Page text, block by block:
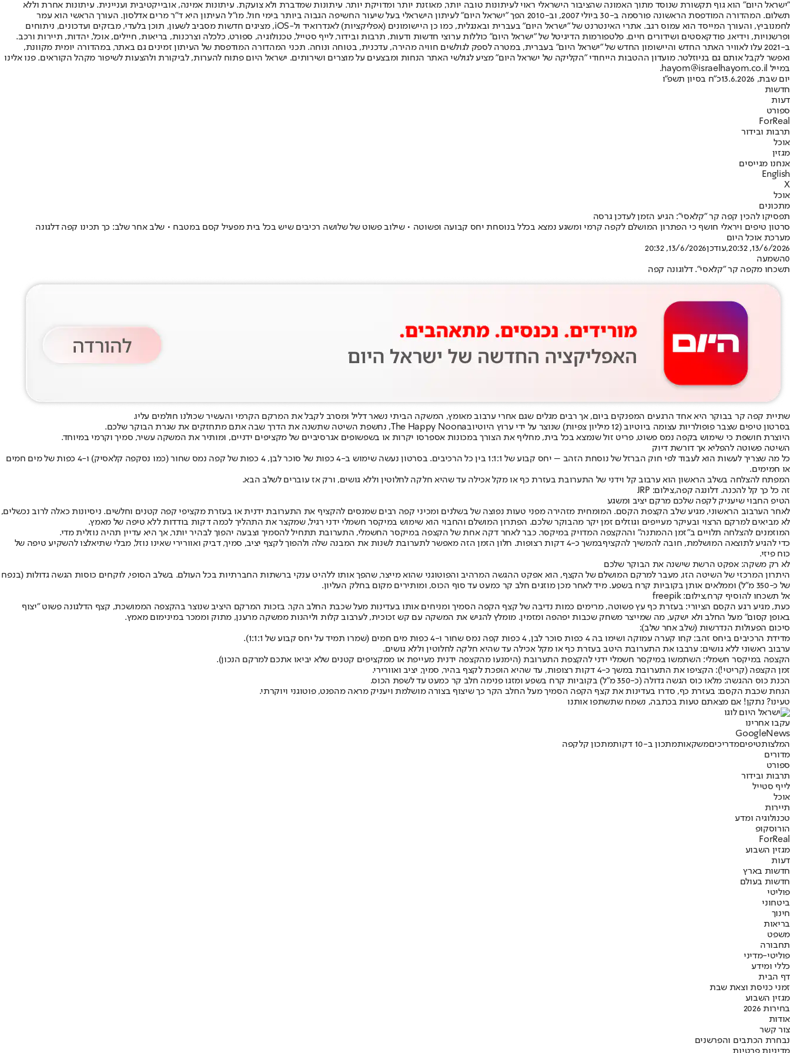
"ישראל היום" הוא גוף תקשורת שנוסד מתוך האמונה שהציבור הישראלי ראוי לעיתונות טובה יותר, מאוזנת יותר ומדויקת יותר. עיתונות שמדברת ולא צועקת. עיתונות אמינה, אובייקטיבית ועניינית. עיתונות אחרת וללא
תשלום. המהדורה המודפסת הראשונה פורסמה ב-30 ביולי 2007, וב-2010 הפך "ישראל היום" לעיתון הישראלי בעל שיעור החשיפה הגבוה ביותר בימי חול. מו"ל העיתון היא ד"ר מרים אדלסון. העורך הראשי הוא עמר
לחמנוביץ, והעורך המייסד הוא עמוס רגב. אתרי האינטרנט של "ישראל היום" בעברית ובאנגלית, כמו כן היישומונים (אפליקציות) לאנדרואיד ול-iOS, מציגים חדשות מסביב לשעון, תוכן בלעדי, מבזקים ועדכונים, ניתוחים
ופרשנויות, וידיאו, פודקאסטים ושידורים חיים. פלטפורמות הדיגיטל של "ישראל היום" כוללות ערוצי חדשות ודעות, תרבות ובידור, לייף סטייל, טכנולוגיה, ספורט, כלכלה וצרכנות, בריאות, חיילים, אוכל, יהדות, תיירות ורכב.
ב-2021 עלו לאוויר האתר החדש והיישומון החדש של "ישראל היום" בעברית, במטרה לספק לגולשים חוויה מהירה, עדכנית, בטוחה ונוחה. תכני המהדורה המודפסת של העיתון זמינים גם באתר, במהדורה יומית מקוונת,
ואפשר לקבל אותם גם בניוזלטר. מועדון ההטבות הייחודי "הקליקה של ישראל היום" מציע לגולשי האתר הנחות ומבצעים על מוצרים ושירותים. ישראל היום פתוח להערות, לביקורת ולהצעות לשיפור מקהל הקוראים. פנו אלינו
במייל hayom@israelhayom.co.il.
יום שבת, 13.6.2026
כ"ח בסיון תשפ"ו
חדשות
דעות
ספורט
ForReal
תרבות ובידור
אוכל
מגזין
אנחנו מגייסים
English
X
אוכל
מתכונים
תפסיקו להכין קפה קר "קלאסי": הגיע הזמן לעדכן גרסה
סרטון טיפים ויראלי חושף כי הפתרון המושלם לקפה קרמי ומשגע נמצא בכלל בנוסחת יחס קבועה ופשוטה • שילוב פשוט של שלושה רכיבים שיש בכל בית מפעיל קסם במטבח • שלב אחר שלב: כך תכינו קפה דלגונה
מערכת אוכל היום
13/6/2026, 20:32
,עודכן13/6/2026, 20:32
0השמעה
תשכחו מקפה קר "קלאסי". דלוגונה קפה
שתיית קפה קר בבוקר היא אחד הרגעים המפנקים ביום, אך רבים מגלים שגם אחרי ערבוב מאומץ, המשקה הביתי נשאר דליל ומסרב לקבל את המרקם הקרמי והעשיר שכולנו חולמים עליו.
בסרטון טיפים שצבר פופולריות עצומה ביוטיוב (12 מיליון צפיות) שנוצר על ידי ערוץ היוטיוב
The Happy Noona, נחשפת השיטה שתשנה את הדרך שבה אתם מתחזקים את שגרת הבוקר שלכם.
היוצרת חושפת כי שימוש בקפה נמס פשוט, פריט זול שנמצא בכל בית, מחליף את הצורך במכונות אספרסו יקרות או בשפשופים אגרסיביים של מקציפים ידניים, ומותיר את המשקה עשיר, סמיך וקרמי במיוחד.
השיטה פשוטה להפליא אך דורשת דיוק
כל מה שצריך לעשות הוא לעבוד לפי חוק הברזל של נוסחת הזהב – יחס קבוע של 1:1:1 בין כל הרכיבים. בסרטון נעשה שימוש ב-4 כפות של סוכר לבן, 4 כפות של קפה נמס שחור (כמו נסקפה קלאסיק) ו-4 כפות של מים חמים
או חמימים.
המפתח להצלחה בשלב הראשון הוא ערבוב קל וידני של התערובת בעזרת כף או מקל אכילה עד שהיא חלקה לחלוטין וללא גושים, ורק אז עוברים לשלב הבא.
זה כל כך קל להכנה. דלונגה קפה,צילום: JRP
הטיפ החבוי שיעניק לקפה שלכם מרקם יציב ומשגע
לאחר הערבוב הראשוני, מגיע שלב הקצפת הקסם. המומחית מזהירה מפני טעות נפוצה של בשלנים ומכיני קפה רבים שמנסים להקציף את התערובת ידנית או בעזרת מקציפי קפה קטנים וחלשים. ניסיונות כאלה לרוב נכשלים,
לא מביאים למרקם הרצוי ובעיקר מעייפים וגוזלים זמן יקר מהבוקר שלכם. הפתרון המושלם והחבוי הוא שימוש במיקסר חשמלי ידני רגיל, שמקצר את התהליך לכמה דקות בודדות ללא טיפה של מאמץ.
המוזמנים להצלחה תלויים ב"זמן ההמתנה" וההקצפה המדויק במיקסר. כבר לאחר דקה אחת של הקצפה במיקסר החשמלי, התערובת תתחיל להסמיך וצבעה יהפוך לבהיר יותר, אך היא עדיין תהיה נוזלית מדי.
כדי להגיע לתוצאה המושלמת, חובה להמשיך להקציףבמשך כ-4 דקות רצופות
. חלון הזמן הזה מאפשר לתערובת לשנות את המבנה שלה ולהפוך לקצף יציב, סמיך, דביק ואוורירי שאינו נוזל, מבלי שתיאלצו להשקיע טיפה של
כוח פיזי.
לא רק משקה: אפקט הרשת שישנה את הבוקר שלכם
היתרון המרכזי של השיטה הזו, מעבר למרקם המושלם של הקצף, הוא אפקט ההגשה המרהיב והפוטוגני שהוא מייצר, שהפך אותו ללהיט ענקי ברשתות החברתיות בכל העולם. בשלב הסופי, לוקחים כוסות הגשה גדולות (בנפח
של כ-350 מ"ל) וממלאים אותן בקוביות קרח בשפע. מיד לאחר מכן מוזגים חלב קר כמעט עד סוף הכוס, ומותירים מקום בחלק העליון.
אל תשכחו להוסיף קרח,צילום: freepik
כעת, מגיע רגע הקסם הציורי: בעזרת כף עץ פשוטה, מרימים כמות נדיבה של קצף הקפה הסמיך ומניחים אותו בעדינות מעל שכבת החלב הקר. בזכות המרקם היציב שנוצר בהקצפה הממושכת, קצף הדלגונה פשוט "יצוף
באופן קסום" מעל החלב ולא ישקע, מה שמייצר משחק שכבות יפהפה ומזמין. מומלץ להגיש את המשקה עם קש זכוכית, לערבוב קלות וליהנות ממשקה מרענן, מתוק וממכר במינימום מאמץ.
סיכום הפעולות הנדרשות (שלב אחר שלב):
מדידת הרכיבים ביחס זהב: קחו קערה עמוקה ושימו בה 4 כפות סוכר לבן, 4 כפות קפה נמס שחור ו-4 כפות מים חמים (שמרו תמיד על יחס קבוע של 1:1:1).
ערבוב ראשוני ללא גושים: ערבבו את התערובת היטב בעזרת כף או מקל אכילה עד שהיא חלקה לחלוטין וללא גושים.
הקצפה במיקסר חשמלי: השתמשו במיקסר חשמלי ידני להקצפת התערובת (הימנעו מהקצפה ידנית מעייפת או ממקציפים קטנים שלא יביאו אתכם למרקם הנכון).
זמן הקצפה (קריטי!): הקציפו את התערובת במשך כ-4 דקות רצופות, עד שהיא הופכת לקצף בהיר, סמיך, יציב ואוורירי.
הכנת כוס ההגשה: מלאו כוס הגשה גדולה (כ-350 מ"ל) בקוביות קרח בשפע ומזגו פנימה חלב קר כמעט עד לשפת הכוס.
הנחת שכבת הקסם: בעזרת כף, סדרו בעדינות את קצף הקפה הסמיך מעל החלב הקר כך שיצוף בצורה מושלמת ויעניק מראה מהפנט, פוטוגני ויוקרתי.
טעינו? נתקן! אם מצאתם טעות בכתבה, נשמח שתשתפו אותנו
עקבו אחרינו
Googl eNews
המלצותטיפיםמדריכיםמשקאותמתכון ב-10 דקות מתכון קלקפה
מדורים
ספורט
תרבות ובידור
לייף סטייל
אוכל
תיירות
טכנולוגיה ומדע
הורוסקופ
ForReal
מגזין השבוע
דעות
חדשות בארץ
חדשות בעולם
פוליטי
ביטחוני
חינוך
בריאות
משפט
תחבורה
פוליטי-מדיני
כללי ומידע
דף הבית
זמני כניסת וצאת שבת
מגזין השבוע
בחירות 2026
אודות
צור קשר
נבחרת הכתבים והפרשנים